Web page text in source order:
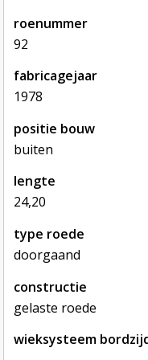
roenummer
92
fabricagejaar
1978
positie bouw
buiten
lengte
24,20
type roede
doorgaand
constructie
gelaste roede
wieksysteem